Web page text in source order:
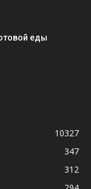
еды
10327
347
312